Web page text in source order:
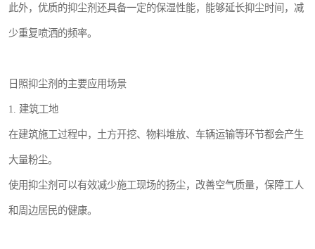
此外，优质的抑尘剂还具备一定的保湿性能，能够延长抑尘时间，减
少重复喷洒的频率。
日照抑尘剂的主要应用场景
1. 建筑工地
在建筑施工过程中，土方开挖、物料堆放、车辆运输等环节都会产生
大量粉尘。
使用抑尘剂可以有效减少施工现场的扬尘，改善空气质量，保障工人
和周边居民的健康。